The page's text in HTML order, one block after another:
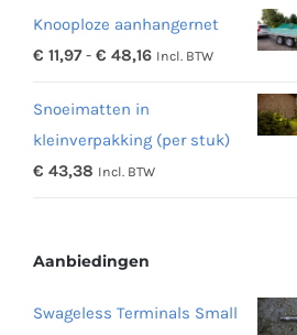
tot
€ 342,19
Knooploze aanhangernet
€ 11,97 - € 48,16Prijsklasse:
€ 48,16
Incl. BTW
Snoeimatten in
kleinverpakking (per stuk)
€ 43,38 Incl. BTW
Aanbiedingen
Swageless Terminals Small